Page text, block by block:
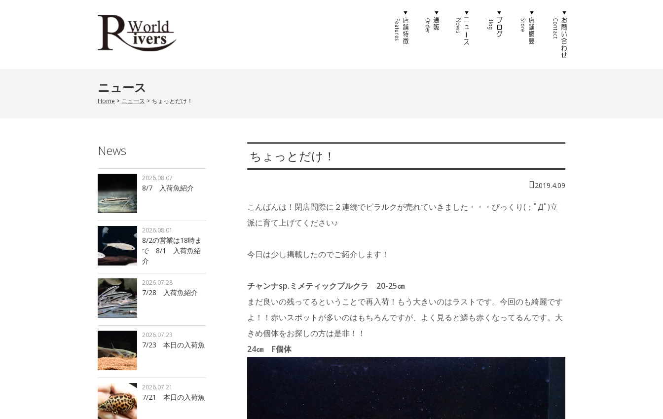
ニュース
Home > ニュース > ちょっとだけ！
ちょっとだけ！
2019.4.09
こんばんは！閉店間際に２連続でピラルクが売れていきました・・・びっくり(；ﾟДﾟ)立
派に育て上げてください♪
今日は少し掲載したのでご紹介します！
チャンナsp.ミメティックプルクラ 20-25㎝
まだ良いの残ってるということで再入荷！もう大きいのはラストです。今回のも綺麗です
よ！！赤いスポットが多いのはもちろんですが、よく見ると鱗も赤くなってるんです。大
きめ個体をお探しの方は是非！！
24㎝ F個体
News
8/7 入荷魚紹介
2026.08.07
8/2の営業は18時ま
で 8/1 入荷魚紹
介
2026.08.01
7/28 入荷魚紹介
2026.07.28
7/23 本日の入荷魚
2026.07.23
7/21 本日の入荷魚
2026.07.21